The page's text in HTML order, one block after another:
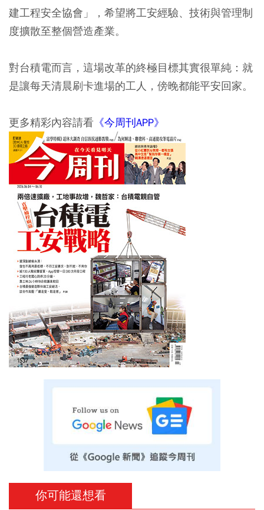
建工程安全協會」，希望將工安經驗、技術與管理制
度擴散至整個營造產業。
對台積電而言，這場改革的終極目標其實很單純：就
是讓每天清晨刷卡進場的工人，傍晚都能平安回家。
更多精彩內容請看 《今周刊APP》
你可能還想看